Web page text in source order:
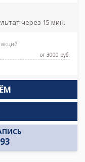
через 15 мин.
от 3000 pуб.